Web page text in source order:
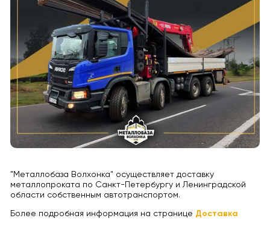
"Металлобаза Волхонка" осуществляет доставку
металлопроката по Санкт-Петербургу и Ленинградской
области собственным автотранспортом.
Более подробная информация на странице Доставка